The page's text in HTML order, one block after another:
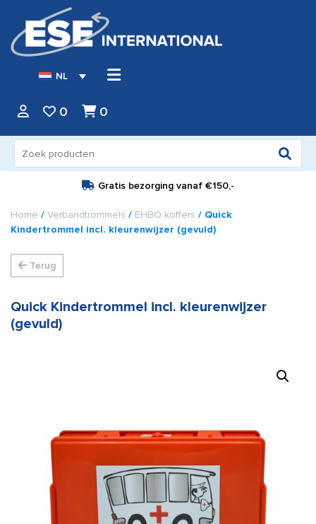
NL
0 0
naar:
Gratis bezorging vanaf €150,-
Home / Verbandtrommels / EHBO koffers / Quick
Kindertrommel incl. kleurenwijzer (gevuld)
Terug
Quick Kindertrommel incl. kleurenwijzer
(gevuld)